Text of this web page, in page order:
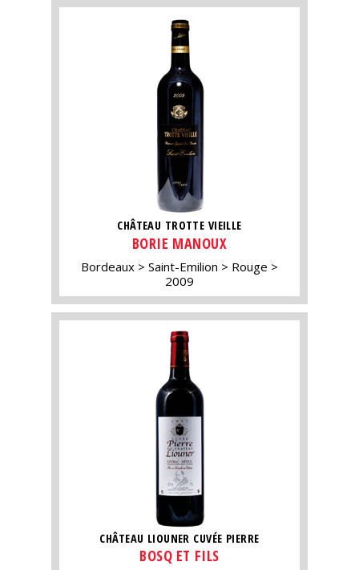
CHÂTEAU TROTTE VIEILLE
BORIE MANOUX
Bordeaux Saint-Emilion
Rouge
2009
CHÂTEAU LIOUNER CUVÉE PIERRE
BOSQ ET FILS